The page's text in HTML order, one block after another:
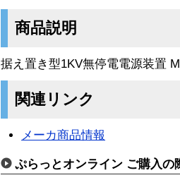
商品説明
据え置き型1KV無停電電源装置
関連リンク
メーカ商品情報
ぷらっとオンライン ご購入の